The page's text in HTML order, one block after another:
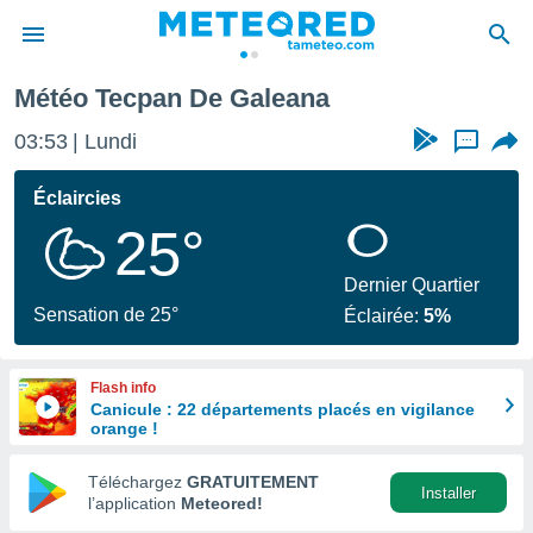
de
Météo Tecpan De Galeana
03:53 Lundi ...
Éclaircies
25°
Sensation de 25°
Dernier Quartier
Éclairée:5%
Flash info
Canicule : 22 départements placés en vigilance
orange !
Téléchargez GRATUITEMENT
l’application Meteored!
Installer